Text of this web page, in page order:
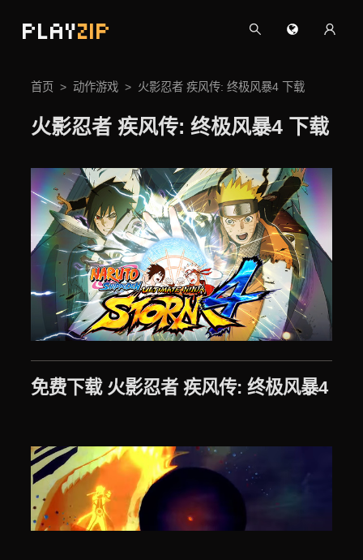
PLAYZIP
首页 动作游戏 火影忍者 疾风传: 终极风暴4 下载
火影忍者 疾风传: 终极风暴4 下载
免费下载 火影忍者 疾风传: 终极风暴4